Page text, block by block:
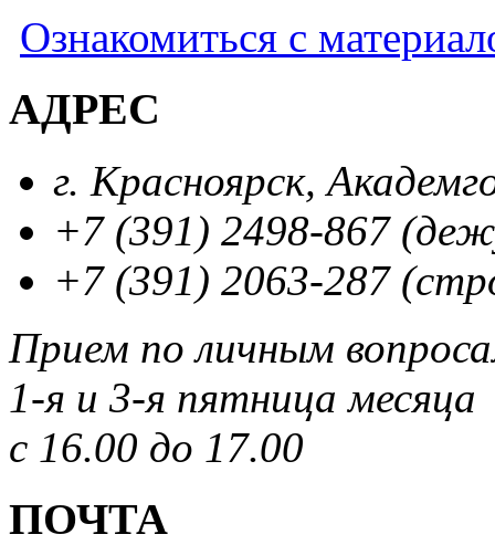
Ознакомиться с
АДРЕС
г. Красноярск,
+7 (391) 2498-867
+7 (391) 2063-287
Прием по личным
1-я и 3-я пятница месяца
с 16.00 до 17.00
ПОЧТА